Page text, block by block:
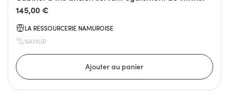
145,00 €
LA RESSOURCERIE NAMUROISE
NAMUR